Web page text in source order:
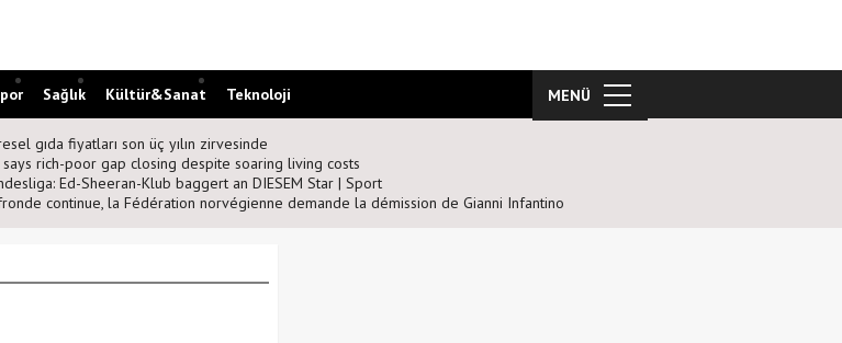
Sağlık Kültür&Sanat Teknoloji MENÜ
gıda fiyatları son üç yılın zirvesinde
says rich-poor gap closing despite soaring living costs
Ed-Sheeran-Klub baggert an DIESEM Star | Sport
continue, la Fédération norvégienne demande la démission de Gianni Infantino